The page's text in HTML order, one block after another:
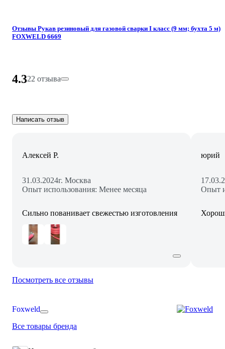
Отзывы Рукав резиновый для газовой сварки I класс (9 мм; бухта 5 м)
FOXWELD 6669
4.322 отзыва
Написать отзыв
Алексей Р.
31.03.2024г. Москва
Опыт использования: Менее месяца
Сильно пованивает свежестью изготовления
юрий
Опыт
Посмотреть все отзывы
Foxweld
Все товары бренда